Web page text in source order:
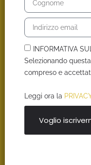
INFORMATIVA
Selezionando
compreso e
Leggi ora la
Voglio